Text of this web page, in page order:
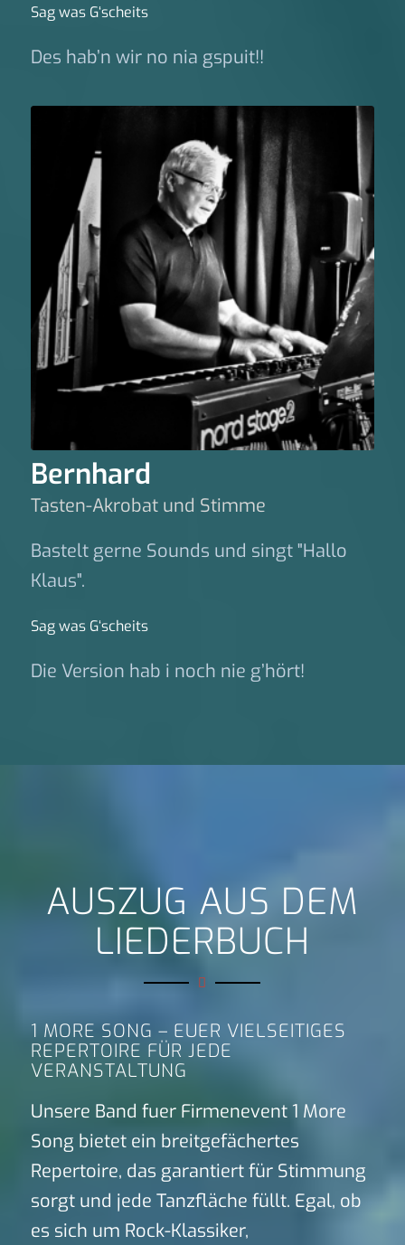
Sag was G‘scheits
Des hab’n wir no nia gspuit!!
Bernhard
Tasten-Akrobat und Stimme
Bastelt gerne Sounds und singt "Hallo
Klaus".
Sag was G‘scheits
Die Version hab i noch nie g’hört!
AUSZUG AUS DEM
LIEDERBUCH
1 MORE SONG – EUER VIELSEITIGES
REPERTOIRE FÜR JEDE
VERANSTALTUNG
Unsere Band fuer Firmenevent 1 More
Song bietet ein breitgefächertes
Repertoire, das garantiert für Stimmung
sorgt und jede Tanzfläche füllt. Egal, ob
es sich um Rock-Klassiker,